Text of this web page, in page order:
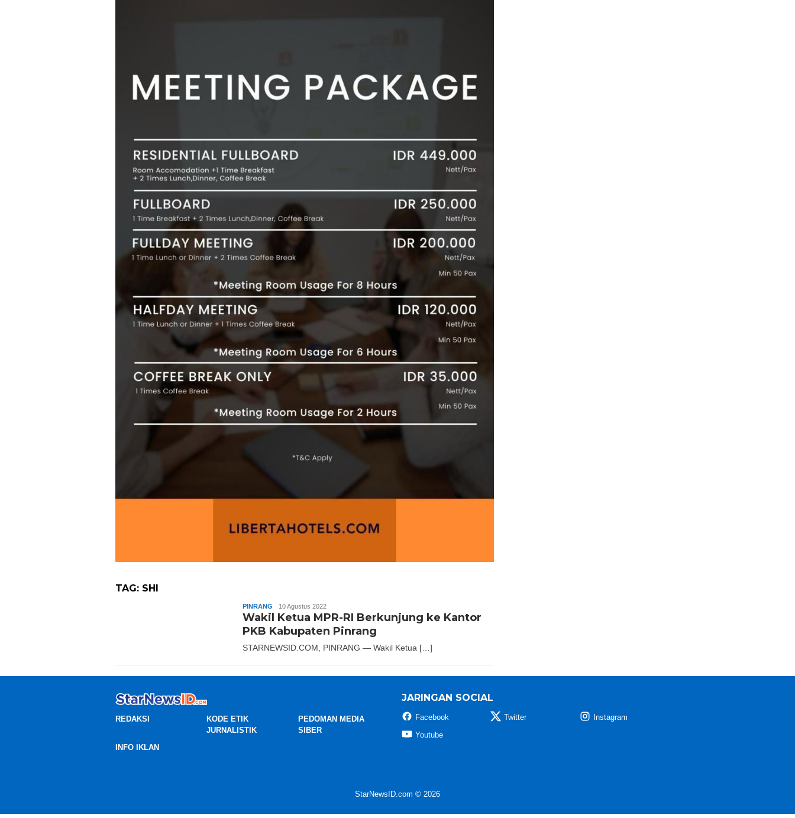
TAG: SHI
PINRANG Slamet
Riady
10 Agustus 2022
Wakil Ketua MPR-RI Berkunjung ke Kantor
PKB Kabupaten Pinrang
STARNEWSID.COM, PINRANG — Wakil Ketua […]
REDAKSI
KODE ETIK
JURNALISTIK
PEDOMAN MEDIA
SIBER
INFO IKLAN
JARINGAN SOCIAL
Facebook Twitter
Instagram
Youtube
StarNewsID.com © 2026